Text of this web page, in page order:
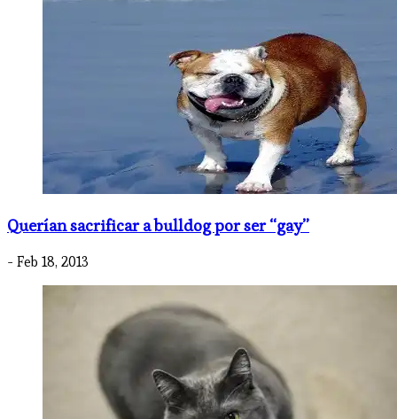
Querían sacrificar a bulldog por ser “gay”
- Feb 18, 2013